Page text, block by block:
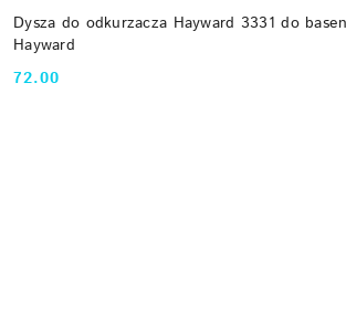
Dysza do odkurzacza Hayward 3331 do
Hayward
Cena:
72.00